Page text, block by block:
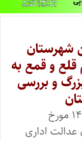
شهرستان
قلع و قمع به
و بررسی
رای شماره ۱۴۰۵۳۱۳۹۰۰۰۰۶۰۳۹۶۰ مورخ